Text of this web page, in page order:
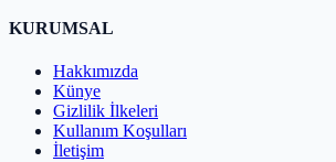
KURUMSAL
Hakkımızda
Künye
Gizlilik İlkeleri
Kullanım Koşulları
İletişim